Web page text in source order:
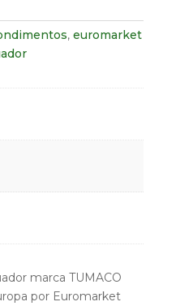
, euromarket
marca TUMACO
por Euromarket